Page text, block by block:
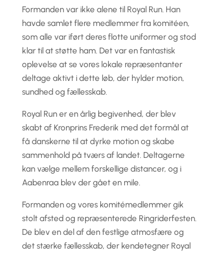
Formanden var ikke alene til Royal Run. Han
havde samlet flere medlemmer fra komitéen,
som alle var iført deres flotte uniformer og stod
klar til at støtte ham. Det var en fantastisk
oplevelse at se vores lokale repræsentanter
deltage aktivt i dette løb, der hylder motion,
sundhed og fællesskab.
Royal Run er en årlig begivenhed, der blev
skabt af Kronprins Frederik med det formål at
få danskerne til at dyrke motion og skabe
sammenhold på tværs af landet. Deltagerne
kan vælge mellem forskellige distancer, og i
Aabenraa blev der gået en mile.
Formanden og vores komitémedlemmer gik
stolt afsted og repræsenterede Ringriderfesten.
De blev en del af den festlige atmosfære og
det stærke fællesskab, der kendetegner Royal